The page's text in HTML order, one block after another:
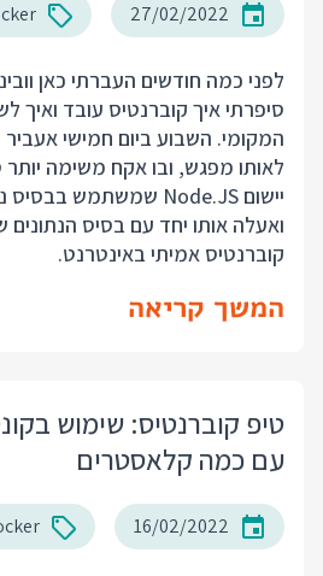
27/02/2022
לפני כמה חודשים העברתי כאן
סיפרתי איך קוברנטיס עובד
המקומי. השבוע ביום חמישי
לאותו מפגש, ובו אקח משימה יותר
ואעלה אותו יחד עם בסיס
קוברנטיס אמיתי באינטרנט.
המשך קריאה
טיפ קוברנטיס: שימוש
עם כמה קלאסטרים
16/02/2022